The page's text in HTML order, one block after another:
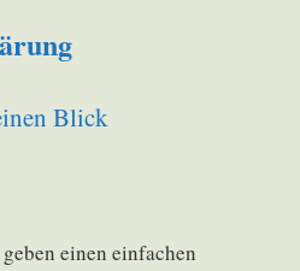
Blick
einen einfachen